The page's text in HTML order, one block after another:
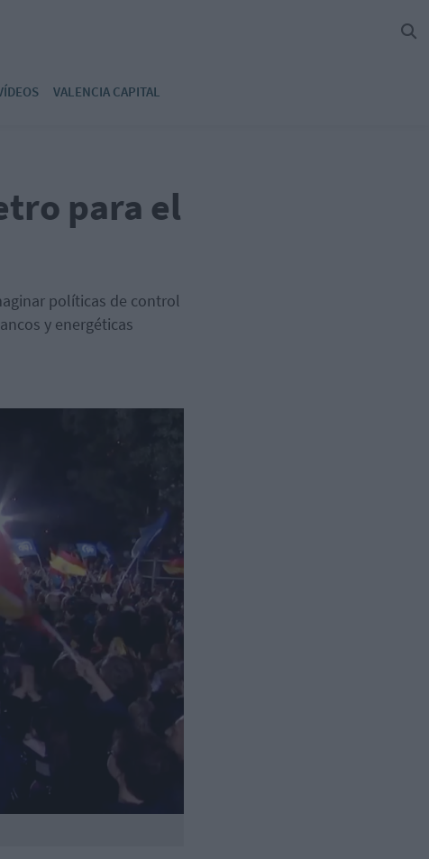
VALENCIA CAPITAL
para el
políticas de control
y energéticas